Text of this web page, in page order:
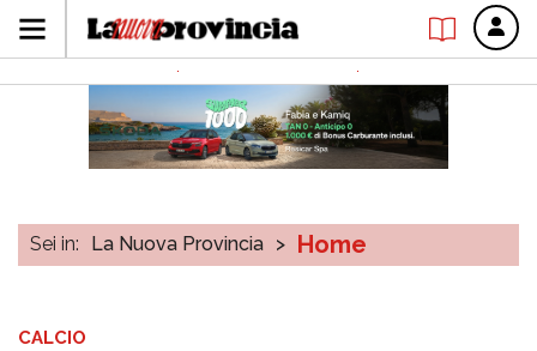
Sei in: La Nuova Provincia > Home
CALCIO